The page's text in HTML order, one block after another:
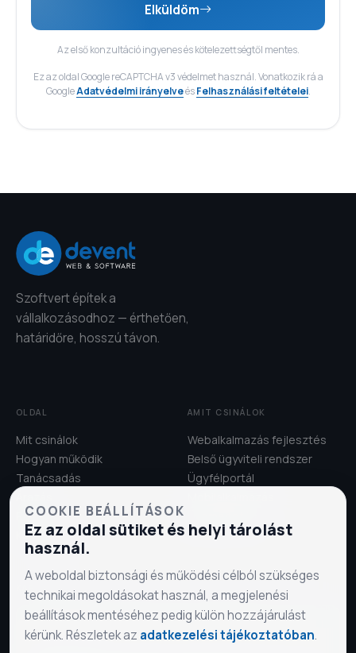
Elküldöm
Az első konzultáció ingyenes és kötelezettségtől mentes.
Ez az oldal Google reCAPTCHA v3 védelmet használ. Vonatkozik rá a
GoogleAdatvédelmi irányelveésFelhasználási feltételei.
Szoftvert építek a
vállalkozásodhoz — érthetően,
határidőre, hosszú távon.
OLDAL
Mit csinálok
Hogyan működik
Tanácsadás
Rólam
Kapcsolat
AMIT CSINÁLOK
Webalkalmazás fejlesztés
Belső ügyviteli rendszer
Ügyfélportál
Ingyenes első konzultáció — mesélj nekem a
COOKIE BEÁLLÍTÁSOK
Ez az oldal sütiket és helyi tárolást
használ.
A weboldal biztonsági és működési célból szükséges
technikai megoldásokat használ, a megjelenési
beállítások mentéséhez pedig külön hozzájárulást
kérünk. Részletek az adatkezelési tájékoztatóban.